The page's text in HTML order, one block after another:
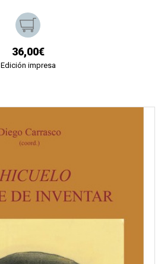
36,00€
Edición impresa